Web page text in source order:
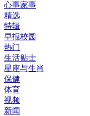
心事家事
精选
特辑
早报校园
热门
生活贴士
星座与生肖
保健
体育
视频
新闻